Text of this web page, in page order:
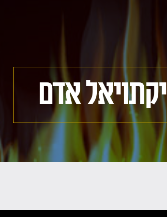
יקתויאל אדם